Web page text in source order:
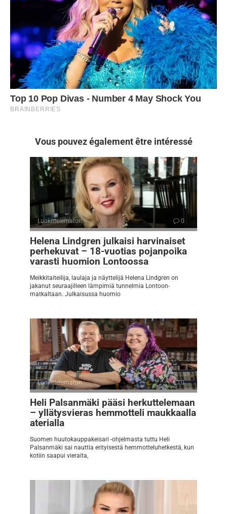
Vous pouvez également être intéressé
Luokittelematon 0
Helena Lindgren julkaisi harvinaiset
perhekuvat – 18-vuotias pojanpoika
varasti huomion Lontoossa
Meikkitaiteilija, laulaja ja näyttelijä Helena Lindgren on
jakanut seuraajilleen lämpimiä tunnelmia Lontoon-
matkaltaan. Julkaisussa huomio
Luokittelematon 0
Heli Palsanmäki pääsi herkuttelemaan
– yllätysvieras hemmotteli maukkaalla
aterialla
Suomen huutokauppakeisari -ohjelmasta tuttu Heli
Palsanmäki sai nauttia erityisestä hemmotteluhetkestä, kun
kotiin saapui vieraita,